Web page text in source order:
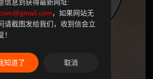
信息到获得最新网址:
，如果网站无
请截图发给我们，收到信会立
！
知道了 取消